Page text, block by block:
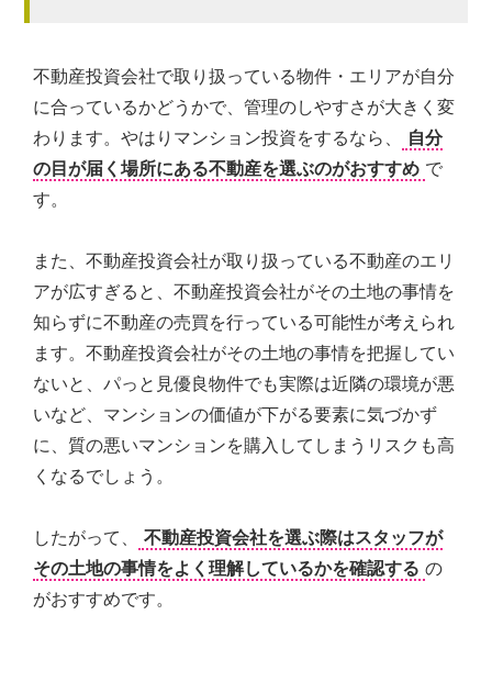
不動産投資会社で取り扱っている物件・エリアが自分
に合っているかどうかで、管理のしやすさが大きく変
わります。やはりマンション投資をするなら、
自分
の目が届く場所にある不動産を選ぶのがおすすめ で
す。
また、不動産投資会社が取り扱っている不動産のエリ
アが広すぎると、不動産投資会社がその土地の事情を
知らずに不動産の売買を行っている可能性が考えられ
ます。不動産投資会社がその土地の事情を把握してい
ないと、パっと見優良物件でも実際は近隣の環境が悪
いなど、マンションの価値が下がる要素に気づかず
に、質の悪いマンションを購入してしまうリスクも高
くなるでしょう。
したがって、
不動産投資会社を選ぶ際はスタッフが
その土地の事情をよく理解しているかを確認する の
がおすすめです。